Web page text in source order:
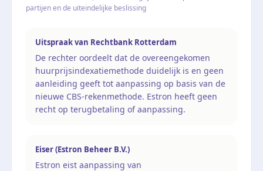
partijen en de uiteindelijke beslissing
Uitspraak van Rechtbank Rotterdam
De rechter oordeelt dat de overeengekomen
huurprijsindexatiemethode duidelijk is en geen
aanleiding geeft tot aanpassing op basis van de
nieuwe CBS-rekenmethode. Estron heeft geen
recht op terugbetaling of aanpassing.
Eiser (Estron Beheer B.V.)
Estron eist aanpassing van